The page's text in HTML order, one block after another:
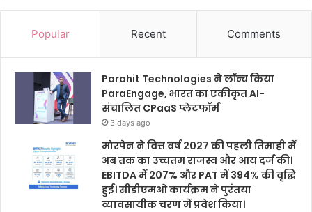
Popular Recent Comments
Parahit Technologies ने लॉन्च किया
ParaEngage, भारत का एकीकृत AI-
संचालित CPaaS प्लेटफॉर्म
3 days ago
मोरपेन ने वित्त वर्ष 2027 की पहली तिमाही में
अब तक का उच्चतम राजस्व और आय दर्ज की।
EBITDA में 207% और PAT में 394% की वृद्धि
हुई। सीडीएमओ कार्यक्रम ने पुरंतया
व्यावसायीक चरण में प्रवेश किया।